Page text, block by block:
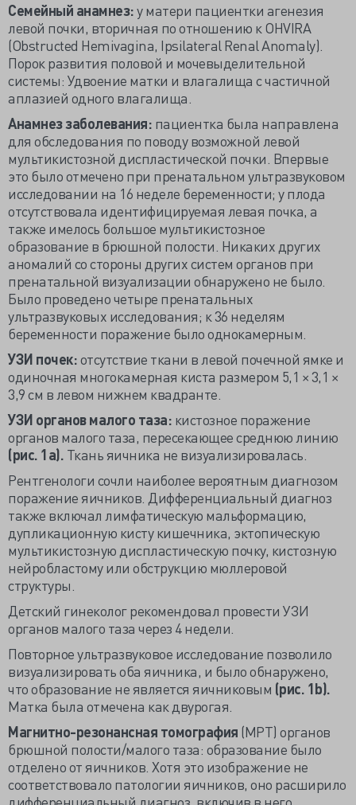
Семейный анамнез:у матери пациентки агенезия
левой почки, вторичная по отношению к OHVIRA
(Obstructed Hemivagina, Ipsilateral Renal Anomaly).
Порок развития половой и мочевыделительной
системы: Удвоение матки и влагалища с частичной
аплазией одного влагалища.
Анамнез заболевания: пациентка была направлена
для обследования по поводу возможной левой
мультикистозной диспластической почки. Впервые
это было отмечено при пренатальном ультразвуковом
исследовании на 16 неделе беременности; у плода
отсутствовала идентифицируемая левая почка, а
также имелось большое мультикистозное
образование в брюшной полости. Никаких других
аномалий со стороны других систем органов при
пренатальной визуализации обнаружено не было.
Было проведено четыре пренатальных
ультразвуковых исследования; к 36 неделям
беременности поражение было однокамерным.
УЗИ почек:отсутствие ткани в левой почечной ямке и
одиночная многокамерная киста размером 5,1 × 3,1 ×
3,9 см в левом нижнем квадранте.
УЗИ органов малого таза: кистозное поражение
органов малого таза, пересекающее среднюю линию
(рис. 1а). Ткань яичника не визуализировалась.
Рентгенологи сочли наиболее вероятным диагнозом
поражение яичников. Дифференциальный диагноз
также включал лимфатическую мальформацию,
дупликационную кисту кишечника, эктопическую
мультикистозную диспластическую почку, кистозную
нейробластому или обструкцию мюллеровой
структуры.
Детский гинеколог рекомендовал провести УЗИ
органов малого таза через 4 недели.
Повторное ультразвуковое исследование позволило
визуализировать оба яичника, и было обнаружено,
что образование не является яичниковым (рис. 1b).
Матка была отмечена как двурогая.
Магнитно-резонансная томография (МРТ) органов
брюшной полости/малого таза: образование было
отделено от яичников. Хотя это изображение не
соответствовало патологии яичников, оно расширило